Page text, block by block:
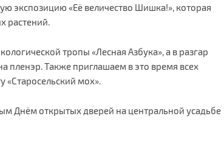
экспозицию «Её величество Шишка!», которая
растений.
тропы «Лесная Азбука», а в разгар
пленэр. Также приглашаем в это время всех
«Старосельский мох».
Днём открытых дверей на центральной усадьбе